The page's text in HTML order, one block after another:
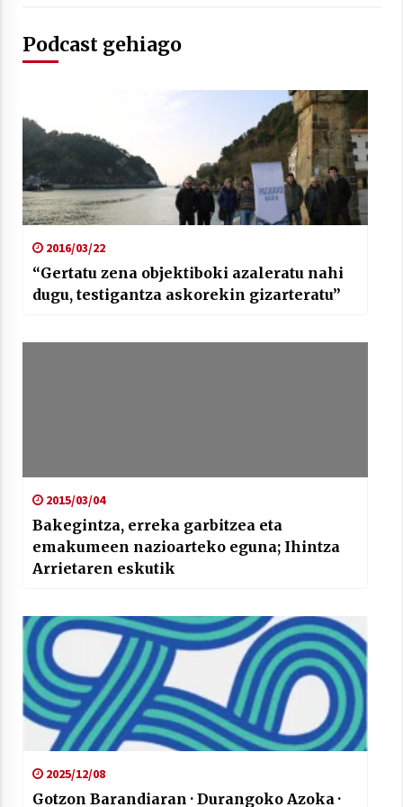
Arrosaren laburpen bideoa Hamaika
Telebistaren eskutik
2021/06/30
Podcast gehiago
2016/03/22
“Gertatu zena objektiboki azaleratu nahi
dugu, testigantza askorekin gizarteratu”
2015/03/04
Bakegintza, erreka garbitzea eta
emakumeen nazioarteko eguna; Ihintza
Arrietaren eskutik
2025/12/08
Gotzon Barandiaran · Durangoko Azoka ·